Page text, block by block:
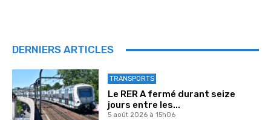
DERNIERS ARTICLES
TRANSPORTS
Le RER A fermé durant seize
jours entre les...
5 août 2026 à 15h06